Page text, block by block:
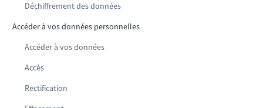
Déchiffrement des données
Accéder à vos données personnelles
Accéder à vos données
Accès
Rectification